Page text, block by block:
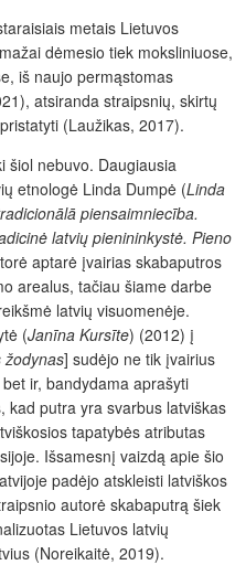
metais Lietuvos
dėmesio tiek moksliniuose,
iš naujo permąstomas
atsiranda straipsnių, skirtų
(Laužikas, 2017).
šiol nebuvo. Daugiausia
etnologė Linda Dumpė (Linda
piensaimniecība.
latvių pienininkystė. Pieno
aptarė įvairias skabaputros
arealus, tačiau šiame darbe
latvių visuomenėje.
(Janīna Kursīte) (2012) į
žodynas] sudėjo ne tik įvairius
ir, bandydama aprašyti
kad putra yra svarbus latviškas
tapatybės atributas
Išsamesnį vaizdą apie šio
padėjo atskleisti latviškos
autorė skabaputrą šiek
Lietuvos latvių
(Noreikaitė, 2019).